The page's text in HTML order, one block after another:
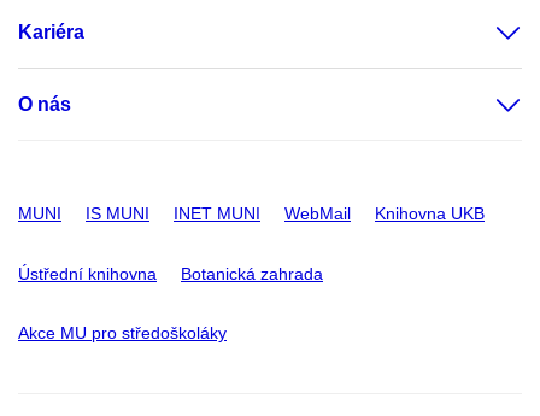
Kariéra
O nás
MUNI IS MUNI INET MUNI WebMail Knihovna UKB
Ústřední knihovna Botanická zahrada
Akce MU pro středoškoláky